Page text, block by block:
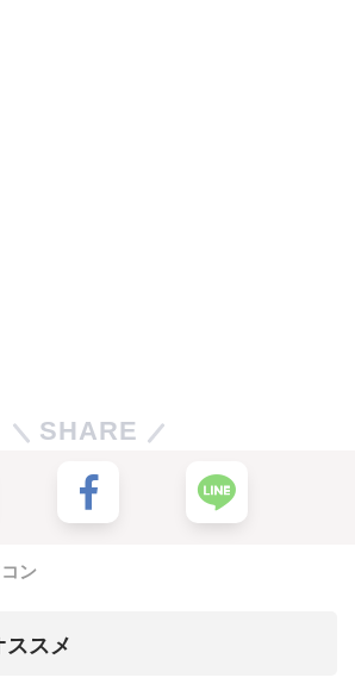
SHARE
ン
ススメ